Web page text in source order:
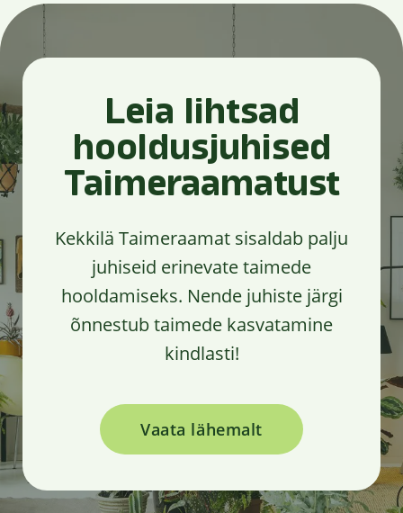
Leia lihtsad
hooldusjuhised
Taimeraamatust
Kekkilä Taimeraamat sisaldab palju
juhiseid erinevate taimede
hooldamiseks. Nende juhiste järgi
õnnestub taimede kasvatamine
kindlasti!
Vaata lähemalt